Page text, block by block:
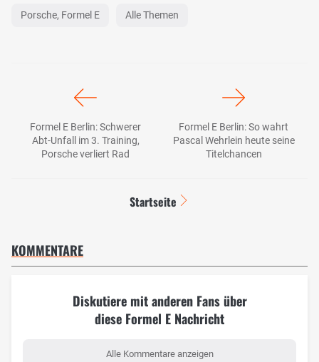
Porsche, Formel E Alle Themen
Formel E Berlin: Schwerer
Abt-Unfall im 3. Training,
Porsche verliert Rad
Formel E Berlin: So wahrt
Pascal Wehrlein heute seine
Titelchancen
Startseite
KOMMENTARE
Diskutiere mit anderen Fans über
diese Formel E Nachricht
Alle Kommentare anzeigen